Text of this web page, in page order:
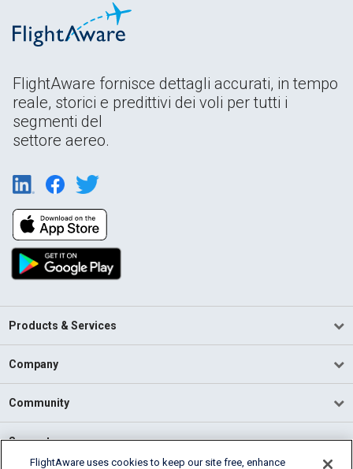
FlightAware fornisce dettagli accurati, in tempo
reale, storici e predittivi dei voli per tutti i
segmenti del
settore aereo.
Products & Services
Company
Community
Support
FlightAware uses cookies to keep our site free, enhance